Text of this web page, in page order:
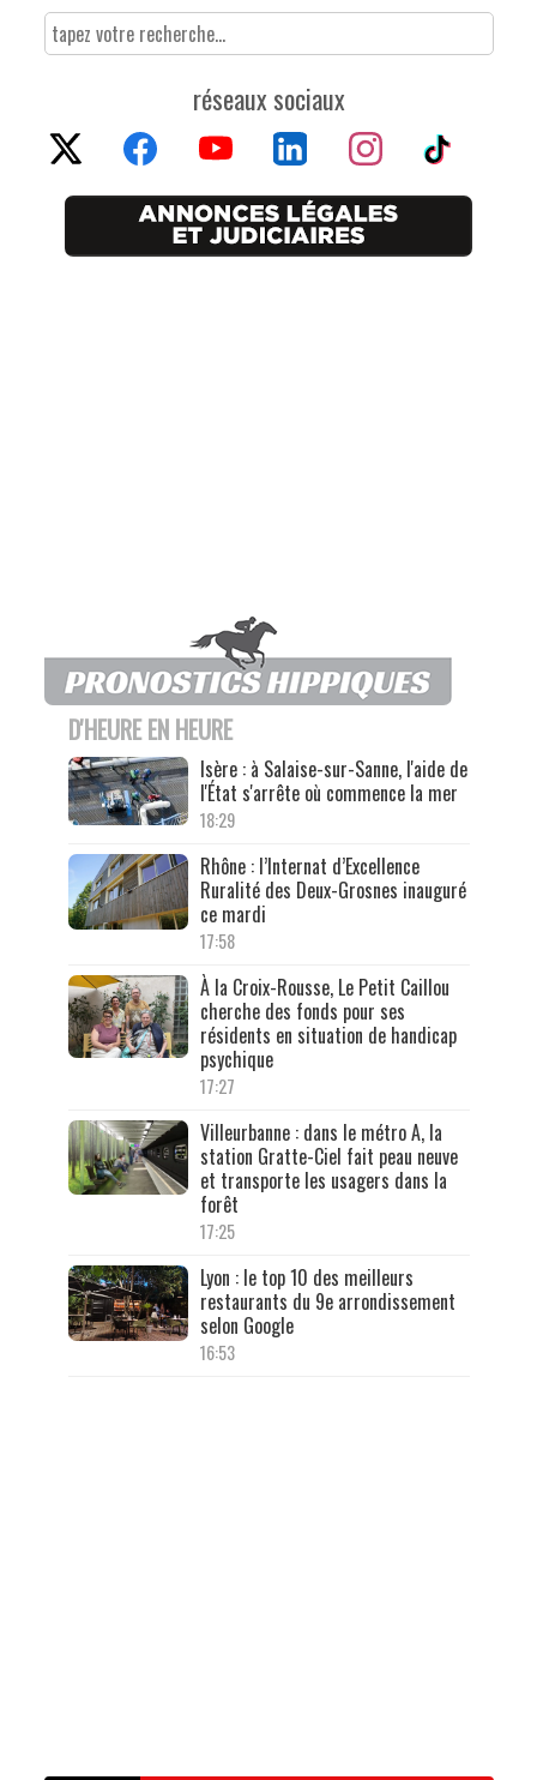
réseaux sociaux
D'HEURE EN HEURE
Isère : à Salaise-sur-Sanne, l'aide de
l'État s'arrête où commence la mer
18:29
Rhône : l’Internat d’Excellence
Ruralité des Deux-Grosnes inauguré
ce mardi
17:58
À la Croix-Rousse, Le Petit Caillou
cherche des fonds pour ses
résidents en situation de handicap
psychique
17:27
Villeurbanne : dans le métro A, la
station Gratte-Ciel fait peau neuve
et transporte les usagers dans la
forêt
17:25
Lyon : le top 10 des meilleurs
restaurants du 9e arrondissement
selon Google
16:53